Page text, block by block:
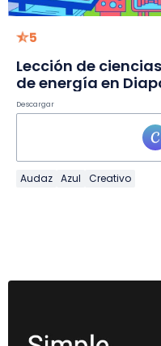
5
Lección de
de energía en
Descargar
Audaz Azul Creativo